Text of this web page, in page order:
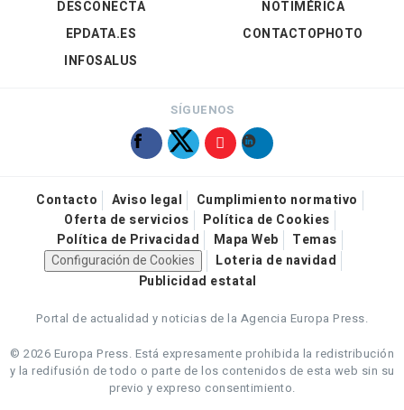
DESCONECTA
EPDATA.ES
INFOSALUS
NOTIMÉRICA
CONTACTOPHOTO
SÍGUENOS
Contacto Aviso legal
Cumplimiento normativo
Oferta de servicios
Política de Cookies
Política de Privacidad
Mapa Web
Temas
Configuración de Cookies
Loteria de navidad
Publicidad estatal
Portal de actualidad y noticias de la Agencia Europa Press.
© 2026 Europa Press. Está expresamente prohibida la redistribución
y la redifusión de todo o parte de los contenidos de esta web sin su
previo y expreso consentimiento.